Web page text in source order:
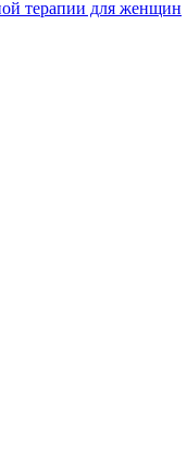
терапии для женщин